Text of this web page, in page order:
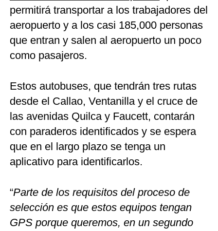
permitirá transportar a los trabajadores del
aeropuerto y a los casi 185,000 personas
que entran y salen al aeropuerto un poco
como pasajeros.
Estos autobuses, que tendrán tres rutas
desde el Callao, Ventanilla y el cruce de
las avenidas Quilca y Faucett, contarán
con paraderos identificados y se espera
que en el largo plazo se tenga un
aplicativo para identificarlos.
“Parte de los requisitos del proceso de
selección es que estos equipos tengan
GPS porque queremos, en un segundo